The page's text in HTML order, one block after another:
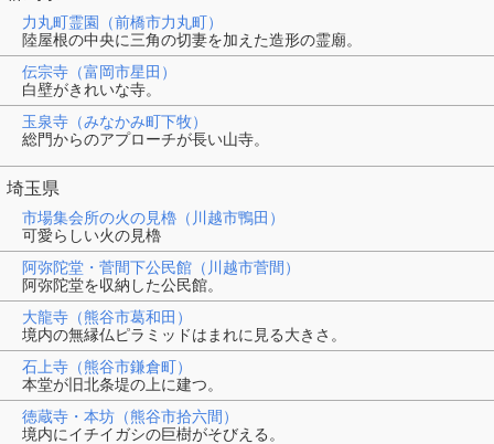
力丸町霊園（前橋市力丸町）
陸屋根の中央に三角の切妻を加えた造形の霊廟。
伝宗寺（富岡市星田）
白壁がきれいな寺。
玉泉寺（みなかみ町下牧）
総門からのアプローチが長い山寺。
埼玉県
市場集会所の火の見櫓（川越市鴨田）
可愛らしい火の見櫓
阿弥陀堂・菅間下公民館（川越市菅間）
阿弥陀堂を収納した公民館。
大龍寺（熊谷市葛和田）
境内の無縁仏ピラミッドはまれに見る大きさ。
石上寺（熊谷市鎌倉町）
本堂が旧北条堤の上に建つ。
徳蔵寺・本坊（熊谷市拾六間）
境内にイチイガシの巨樹がそびえる。